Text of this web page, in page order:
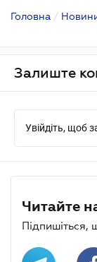
Головна /
Залиште
Увійдіть, щоб
Читайте
Підпишіться,